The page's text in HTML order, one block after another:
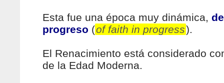
Esta fue una época muy dinámica,
progreso (of faith in progress).
El Renacimiento está considerado
de la Edad Moderna.